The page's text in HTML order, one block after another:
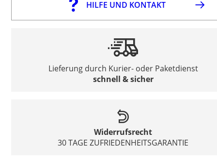
HILFE UND KONTAKT
Lieferung durch Kurier- oder Paketdienst
schnell & sicher
Widerrufsrecht
30 TAGE ZUFRIEDENHEITSGARANTIE